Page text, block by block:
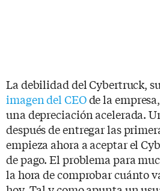
La debilidad del Cybertruck,
imagen del CEOde la
una depreciación acelerada.
después de entregar las
empieza ahora a aceptar el
de pago. El problema para
la hora de comprobar cuánto